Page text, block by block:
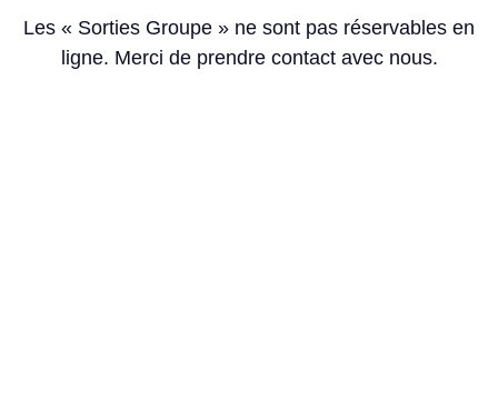
Les « Sorties Groupe » ne sont pas réservables en
ligne. Merci de prendre contact avec nous.